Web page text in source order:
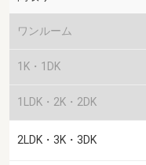
ワンルーム
1K・1DK
1LDK・2K・2DK
2LDK・3K・3DK